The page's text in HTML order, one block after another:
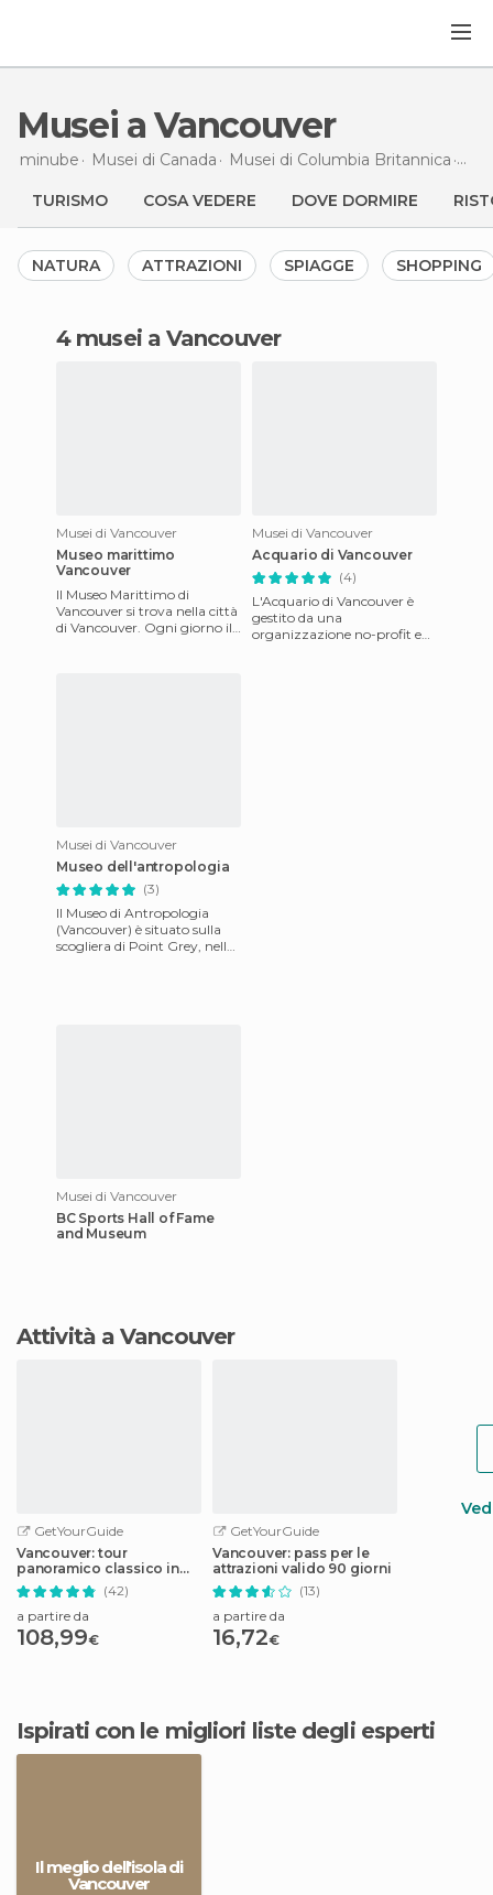
Musei a Vancouver
minube Musei di Canada Musei di Columbia Britannica
TURISMO COSA VEDERE DOVE DORMIRE
NATURA ATTRAZIONI SPIAGGE SHOPPING
4 musei a Vancouver
Musei di Vancouver
Museo marittimo
Vancouver
Il Museo Marittimo di
Vancouver si trova nella città
di Vancouver. Ogni giorno il
Musei di Vancouver
Acquario di Vancouver
(4)
L'Acquario di Vancouver è
gestito da una
organizzazione no-profit ed
Musei di Vancouver
Museo dell'antropologia
(3)
Il Museo di Antropologia
(Vancouver) è situato sulla
scogliera di Point Grey, nella
Musei di Vancouver
BC Sports Hall of Fame
and Museum
Attività a Vancouver
GetYourGuide
Vancouver: tour
panoramico classico in
idrovolante
(42)
a partire da
108,99€
GetYourGuide
Vancouver: pass per le
attrazioni valido 90 giorni
(13)
a partire da
16,72€
Ispirati con le migliori liste degli esperti
Il meglio dell'isola di
Vancouver